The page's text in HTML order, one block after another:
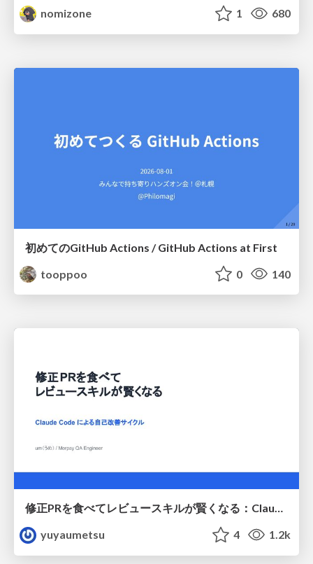
nomizone
1 680
初めてのGitHub Actions / GitHub Actions at First
tooppoo
0 140
修正PRを食べてレビュースキルが賢くなる：Claude Codeによる自己改善サイクル
yuyaumetsu
4 1.2k